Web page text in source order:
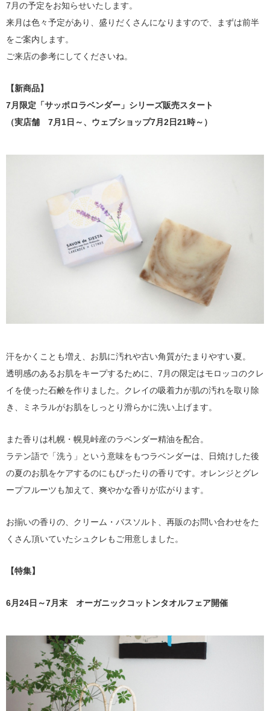
7月の予定をお知らせいたします。
来月は色々予定があり、盛りだくさんになりますので、まずは前半
をご案内します。
ご来店の参考にしてくださいね。
【新商品】
7月限定「サッポロラベンダー」シリーズ販売スタート
（実店舗 7月1日～、ウェブショップ7月2日21時～）
汗をかくことも増え、お肌に汚れや古い角質がたまりやすい夏。
透明感のあるお肌をキープするために、7月の限定はモロッコのクレ
イを使った石鹸を作りました。クレイの吸着力が肌の汚れを取り除
き、ミネラルがお肌をしっとり滑らかに洗い上げます。
また香りは札幌・幌見峠産のラベンダー精油を配合。
ラテン語で「洗う」という意味をもつラベンダーは、日焼けした後
の夏のお肌をケアするのにもぴったりの香りです。オレンジとグレ
ープフルーツも加えて、爽やかな香りが広がります。
お揃いの香りの、クリーム・バスソルト、再販のお問い合わせをた
くさん頂いていたシュクレもご用意しました。
【特集】
6月24日～7月末 オーガニックコットンタオルフェア開催